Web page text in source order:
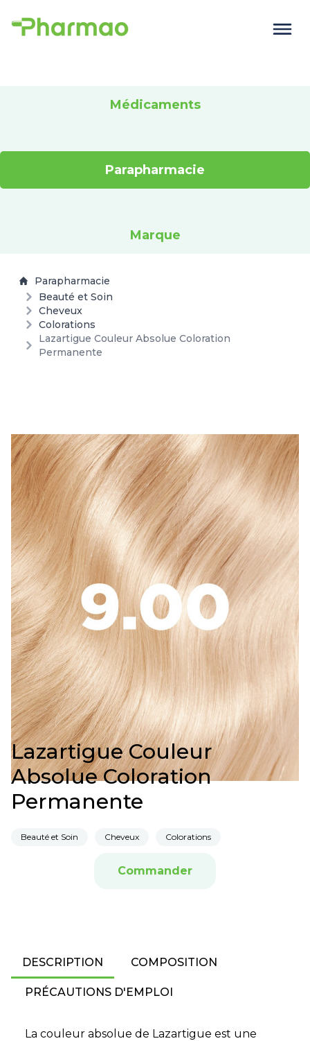
Médicaments
Parapharmacie
Marque
Parapharmacie
Beauté et Soin
Cheveux
Colorations
Lazartigue Couleur Absolue Coloration
Permanente
Lazartigue Couleur
Absolue Coloration
Permanente
Beauté et Soin Cheveux Colorations
Commander
DESCRIPTION COMPOSITION
PRÉCAUTIONS D'EMPLOI
La couleur absolue de Lazartigue est une